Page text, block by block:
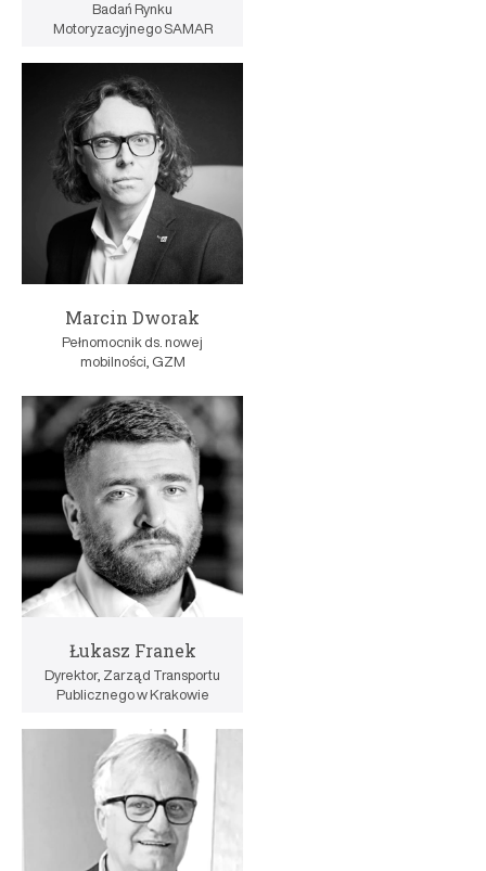
Badań Rynku
Motoryzacyjnego SAMAR
Marcin Dworak
Pełnomocnik ds. nowej
mobilności, GZM
Łukasz Franek
Dyrektor, Zarząd Transportu
Publicznego w Krakowie